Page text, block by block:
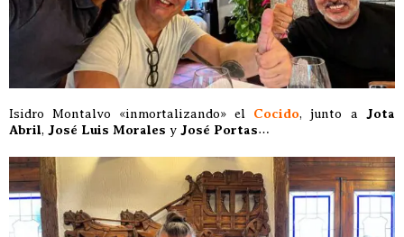
Isidro Montalvo «inmortalizando» el Cocido, junto a Jota
Abril, José Luis Morales y José Portas…